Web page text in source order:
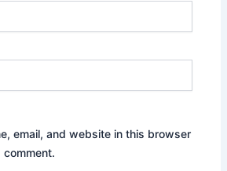
email, and website in this browser